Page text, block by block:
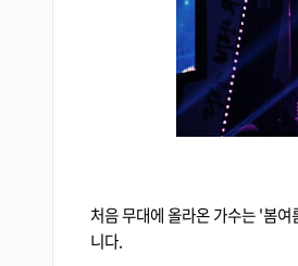
처음 무대에 올라온 가수는 '봄
니다.